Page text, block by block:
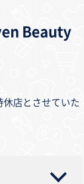
Beauty
店とさせていた